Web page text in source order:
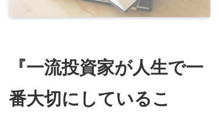
『一流投資家が人生で一
番大切にしているこ